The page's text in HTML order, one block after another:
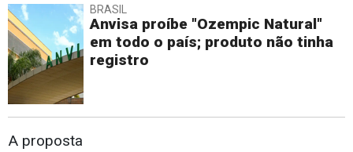
BRASIL
Anvisa proíbe "Ozempic Natural"
em todo o país; produto não tinha
registro
A proposta